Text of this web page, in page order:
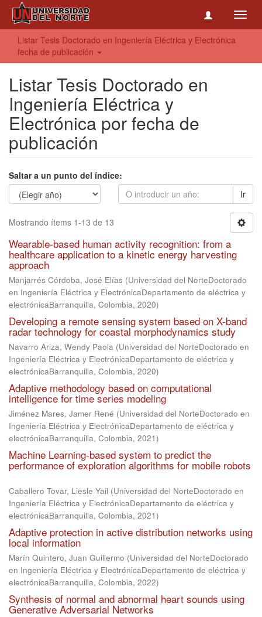
Listar Tesis Doctorado en Ingeniería Eléctrica y Electrónica
fecha de publicación
Listar Tesis Doctorado en
Ingeniería Eléctrica y
Electrónica por fecha de
publicación
Saltar a un punto del índice:
Ir
Mostrando ítems 1-13 de 13
Wearable-based human activity recognition: from a
healthcare application to a kinetic energy harvesting
approach
Manjarrés Córdoba, José Elías (Universidad del NorteDoctorado
en Ingeniería Eléctrica y ElectrónicaDepartamento de eléctrica y
electrónicaBarranquilla, Colombia, 2020)
Developing a remote sensing system based on X-band
radar technology for coastal morphodynamics study
Navarro Ariza, Wendy Paola (Universidad del NorteDoctorado en
Ingeniería Eléctrica y ElectrónicaDepartamento de eléctrica y
electrónicaBarranquilla, Colombia, 2020)
Adaptive methodology based on computational
intelligence for time series modeling
Jiménez Mares, Jamer René (Universidad del NorteDoctorado en
Ingeniería Eléctrica y ElectrónicaDepartamento de eléctrica y
electrónicaBarranquilla, Colombia, 2021)
Machine Learning-based system to predict the
performance of exploration algorithms for mobile robots
Caballero Tovar, Liesle Yail (Universidad del NorteDoctorado en
Ingeniería Eléctrica y ElectrónicaDepartamento de eléctrica y
electrónicaBarranquilla, Colombia, 2021)
Adaptive protection in active distribution networks using
local information
Marín Quintero, Juan Guillermo (Universidad del NorteDoctorado
en Ingeniería Eléctrica y ElectrónicaDepartamento de eléctrica y
electrónicaBarranquilla, Colombia, 2022)
Synthesis of normal and abnormal heart sounds using
Generative Adversarial Networks